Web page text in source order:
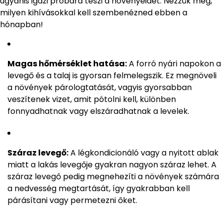
milyen kihívásokkal kell szembenézned ebben a
hónapban!
Magas hőmérséklet hatása:A forró nyári napokon a
levegő és a talaj is gyorsan felmelegszik. Ez megnöveli
a növények párologtatását, vagyis gyorsabban
veszítenek vizet, amit pótolni kell, különben
fonnyadhatnak vagy elszáradhatnak a levelek.
Száraz levegő:A légkondicionáló vagy a nyitott ablak
miatt a lakás levegője gyakran nagyon száraz lehet. A
száraz levegő pedig megnehezíti a növények számára
a nedvesség megtartását, így gyakrabban kell
párásítani vagy permetezni őket.